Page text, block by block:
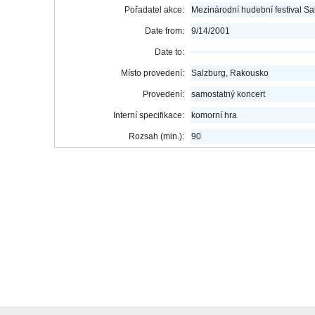
Pořadatel akce: Mezinárodní hudební festival
Date from: 9/14/2001
Date to:
Místo provedení: Salzburg, Rakousko
Provedení: samostatný koncert
Interní specifikace: komorní hra
Rozsah (min.): 90